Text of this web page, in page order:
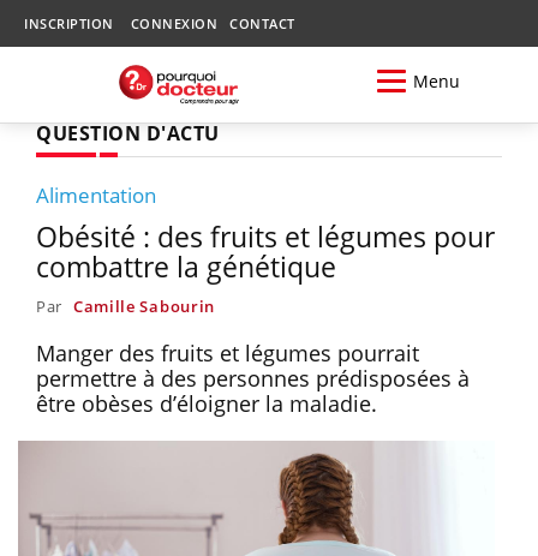
INSCRIPTION CONNEXION CONTACT
Menu
QUESTION D'ACTU
Alimentation
Obésité : des fruits et légumes pour
combattre la génétique
Par Camille Sabourin
Manger des fruits et légumes pourrait
permettre à des personnes prédisposées à
être obèses d’éloigner la maladie.